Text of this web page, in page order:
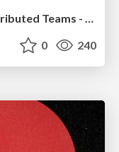
0 240